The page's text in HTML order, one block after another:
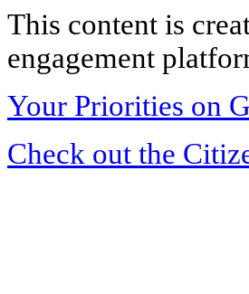
This content is
engagement
Your Priorities on
Check out the